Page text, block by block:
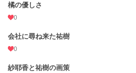
橘の優しさ
0
会社に尋ね来た祐樹
0
紗耶香と祐樹の画策